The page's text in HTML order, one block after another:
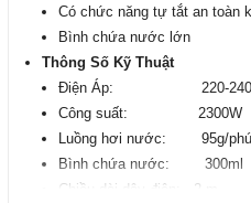
Có chức năng tự tắt an toàn
Bình chứa nước lớn
Thông Số Kỹ Thuật
Điện Áp: 220-
Công suất: 2300W
Luồng hơi nước: 95g/phút
Bình chứa nước: 300ml
Chiều dài dây điện: 2 m